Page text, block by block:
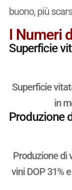
buono, più
I Numeri
Superficie
Superficie
in
Produzione
Produzione di
vini DOP 31%